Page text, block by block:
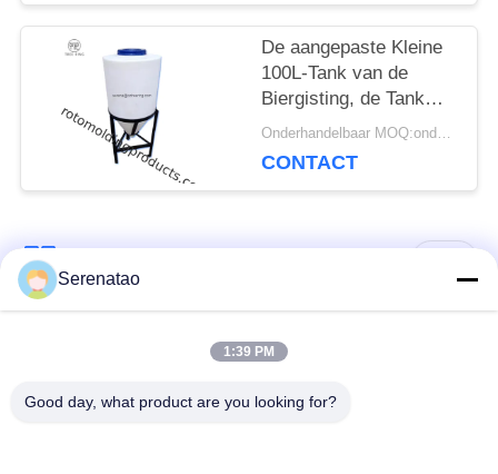
De aangepaste Kleine
100L-Tank van de
Biergisting, de Tank
van de Wijngisting
Onderhandelbaar MOQ:onderhandelingen
CONTACT
Polydoosvrachtwagen
Serenatao
1:39 PM
Good day, what product are you looking for?